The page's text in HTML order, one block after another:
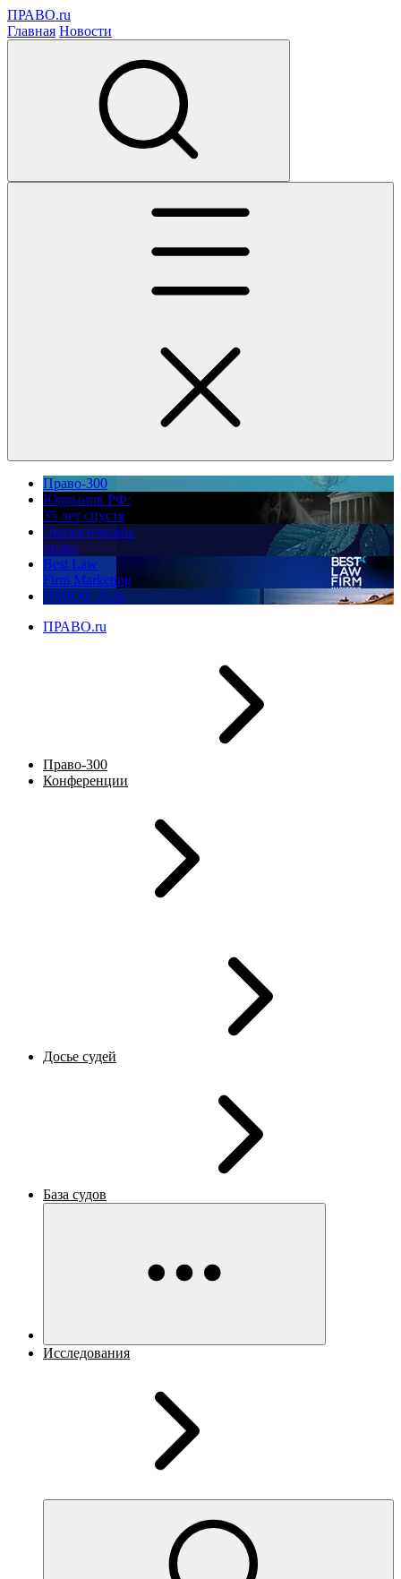
ПРАВО.ru
Главная Новости
Право-300
Юррынок РФ:
35 лет спустя
Экологическое
право
Best Law
Firm Marketing
ПМЮФ 2026
ПРАВО.ru
Право-300
Конференции
Досье судей
База судов
Исследования